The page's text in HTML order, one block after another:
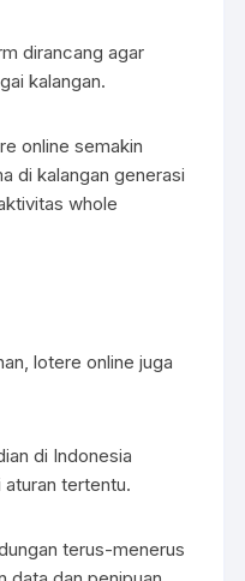
dirancang agar
kalangan.
online semakin
di kalangan generasi
whole
lotere online juga
di Indonesia
tertentu.
terus-menerus